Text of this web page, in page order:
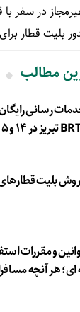
در سفر با
بلیت قطار
مطالب
رسانی
بلیت
و مقررات
هر آنچه